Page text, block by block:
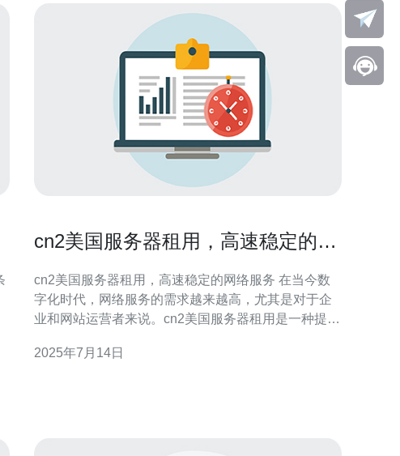
cn2美国服务器租用，高速稳定的网
cn2美国服务器租用，高速稳定的网络服务 在当今数
字化时代，网络服务的需求越来越高，尤其是对于企
业和网站运营者来说。cn2美国服务器租用是一种提供
2025年7月14日